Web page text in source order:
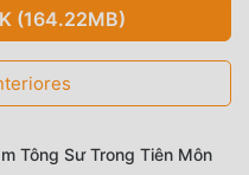
(164.22MB)
Tông Sư Trong Tiên Môn